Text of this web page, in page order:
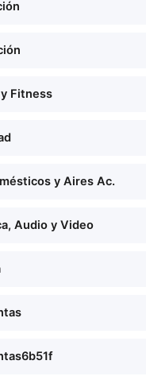
Fitness
y Aires Ac.
Audio y Video